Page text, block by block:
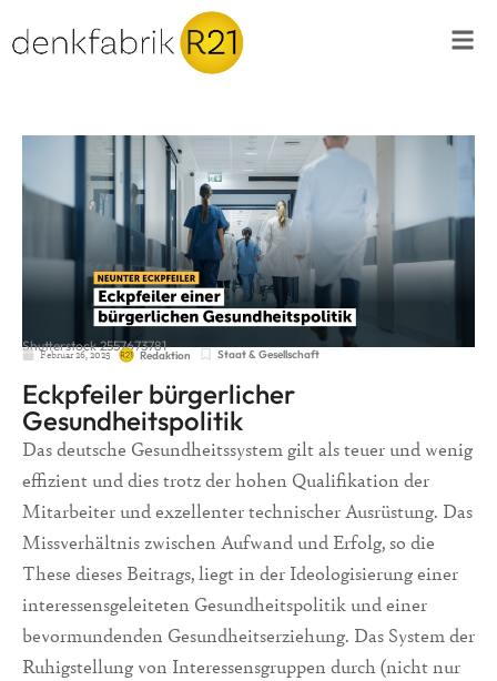
Shutterstock 2557673781
Februar 26, 2025 Redaktion Staat & Gesellschaft
Eckpfeiler bürgerlicher
Gesundheitspolitik
Das deutsche Gesundheitssystem gilt als teuer und wenig
effizient und dies trotz der hohen Qualifikation der
Mitarbeiter und exzellenter technischer Ausrüstung. Das
Missverhältnis zwischen Aufwand und Erfolg, so die
These dieses Beitrags, liegt in der Ideologisierung einer
interessensgeleiteten Gesundheitspolitik und einer
bevormundenden Gesundheitserziehung. Das System der
Ruhigstellung von Interessensgruppen durch (nicht nur